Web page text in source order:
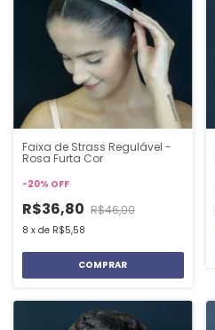
Faixa de Strass Regulável -
Rosa Furta Cor
-20% OFF
R$36,80 R$46,00
8 x de R$5,58